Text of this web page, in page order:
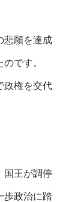
悲願を達成
です。
政権を交代
国王が調停
歩政治に踏